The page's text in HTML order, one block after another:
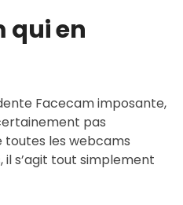
qui en
Facecam imposante,
pas
toutes les webcams
il s’agit tout simplement